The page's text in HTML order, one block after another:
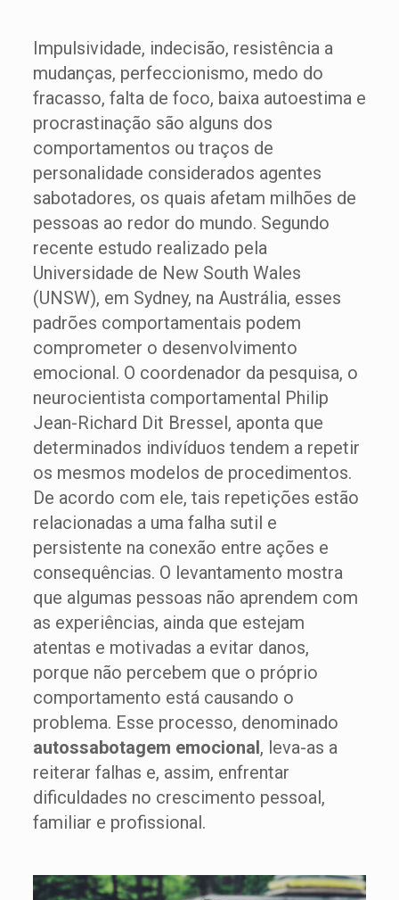
Impulsividade, indecisão, resistência a
mudanças, perfeccionismo, medo do
fracasso, falta de foco, baixa autoestima e
procrastinação são alguns dos
comportamentos ou traços de
personalidade considerados agentes
sabotadores, os quais afetam milhões de
pessoas ao redor do mundo. Segundo
recente estudo realizado pela
Universidade de New South Wales
(UNSW), em Sydney, na Austrália, esses
padrões comportamentais podem
comprometer o desenvolvimento
emocional. O coordenador da pesquisa, o
neurocientista comportamental Philip
Jean-Richard Dit Bressel, aponta que
determinados indivíduos tendem a repetir
os mesmos modelos de procedimentos.
De acordo com ele, tais repetições estão
relacionadas a uma falha sutil e
persistente na conexão entre ações e
consequências. O levantamento mostra
que algumas pessoas não aprendem com
as experiências, ainda que estejam
atentas e motivadas a evitar danos,
porque não percebem que o próprio
comportamento está causando o
problema. Esse processo, denominado
autossabotagem emocional, leva-as a
reiterar falhas e, assim, enfrentar
dificuldades no crescimento pessoal,
familiar e profissional.